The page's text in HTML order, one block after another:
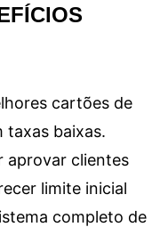
cartões de
taxas baixas.
aprovar clientes
limite inicial
completo de